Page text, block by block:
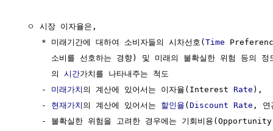
  ㅇ 시장 이자율은,
     * 미래기간에 대하여 소비자들의 시차선호(
Time
소비를 선호하는 경향) 및 미래의 불확실한 위험 등의 정
       의
시간가치를 나타내주는 척도
     -
미래가치 의 계산에 있어서는 이자율(Interest Rate ),
     -
현재가치 의 계산에 있어서는 할인율 (Discount Rate , 연
- 불확실한 위험을 고려한 경우에는 기회비용